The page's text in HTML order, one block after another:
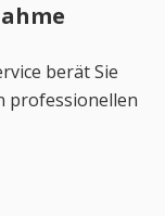
berät Sie
professionellen